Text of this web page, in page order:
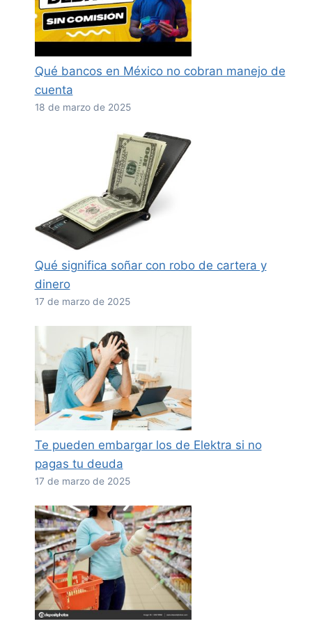
Qué bancos en México no cobran manejo de
cuenta
18 de marzo de 2025
Qué significa soñar con robo de cartera y
dinero
17 de marzo de 2025
Te pueden embargar los de Elektra si no
pagas tu deuda
17 de marzo de 2025